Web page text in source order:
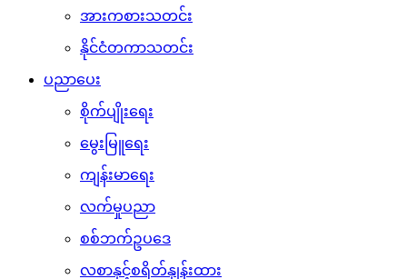
အားကစားသတင်း
နိုင်ငံတကာသတင်း
ပညာပေး
စိုက်ပျိုးရေး
မွေးမြူရေး
ကျန်းမာရေး
လက်မှုပညာ
စစ်ဘက်ဥပဒေ
လစာနှင့်စရိတ်နှုန်းထား